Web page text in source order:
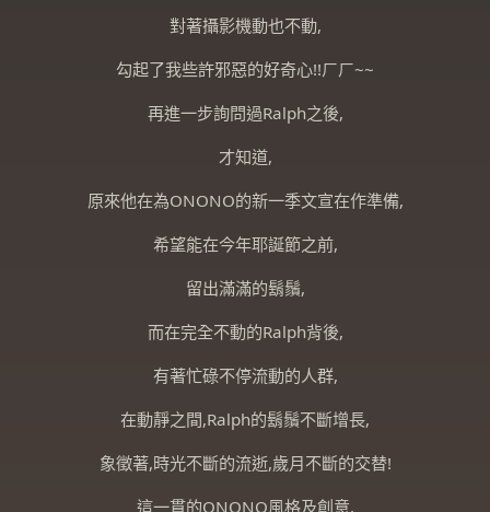
對著攝影機動也不動,
勾起了我些許邪惡的好奇心!!ㄏㄏ~~
再進一步詢問過Ralph之後,
才知道,
原來他在為ONONO的新一季文宣在作準備,
希望能在今年耶誕節之前,
留出滿滿的鬍鬚,
而在完全不動的Ralph背後,
有著忙碌不停流動的人群,
在動靜之間,Ralph的鬍鬚不斷增長,
象徵著,時光不斷的流逝,歲月不斷的交替!
這一貫的ONONO風格及創意,